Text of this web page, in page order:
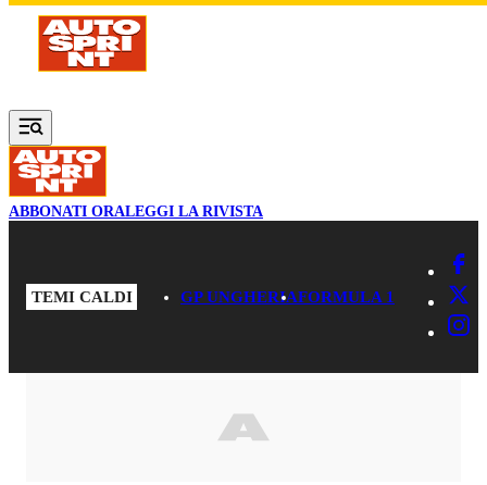
Vai al contenuto principale
ABBONATI ORALEGGI LA RIVISTA
TEMI CALDI GP UNGHERIAFORMULA 1